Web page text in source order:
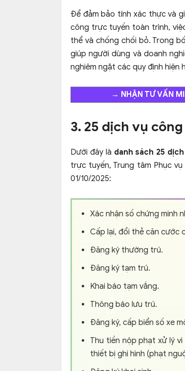
Để đảm bảo tính xác thực và
công trực tuyến toàn trình,
thể và chống chối bỏ. Trong
giúp người dùng và doanh
nghiêm ngặt các quy định hiện
→ NHẬN TƯ VẤN
3. 25 dịch vụ
Dưới đây là danh sách 25
trực tuyến, Trung tâm Phục
01/10/2025:
Xác nhận số chứng minh
Cấp lại, đổi thẻ căn cước
Đăng ký thường trú.
Đăng ký tạm trú.
Khai báo tạm vắng.
Thông báo lưu trú.
Đăng ký, cấp biển số xe
Thu tiền nộp phạt xử lý
thiết bị ghi hình (phạt